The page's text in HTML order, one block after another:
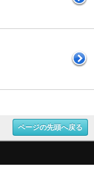
ページの先頭へ戻る